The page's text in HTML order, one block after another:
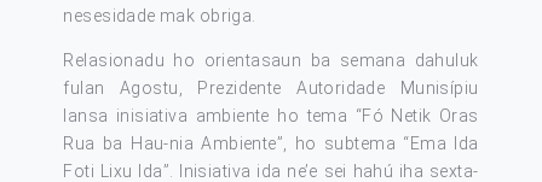
nesesidade mak obriga.
Relasionadu ho orientasaun ba semana dahuluk
fulan Agostu, Prezidente Autoridade Munisípiu
lansa inisiativa ambiente ho tema “Fó Netik Oras
Rua ba Hau-nia Ambiente”, ho subtema “Ema Ida
Foti Lixu Ida”. Inisiativa ida ne’e sei hahú iha sexta-